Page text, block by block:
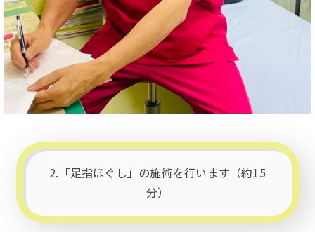
2.「足指ほぐし」の施術を行います（約15
分）